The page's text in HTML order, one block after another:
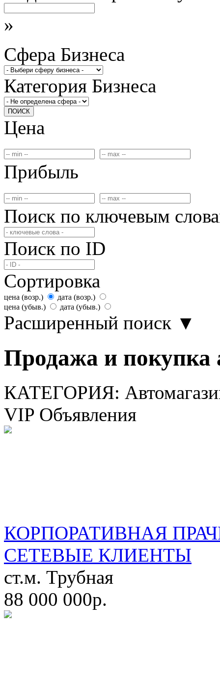
»
Сфера Бизнеса
Категория Бизнеса
ПОИСК
Цена
Прибыль
Поиск по ключевым
Поиск по ID
Сортировка
цена (возр.)
дата (возр.)
цена (убыв.)
дата (убыв.)
Расширенный поиск ▼
Продажа и покупка
КАТЕГОРИЯ:
VIP Объявления
КОРПОРАТИВНАЯ
СЕТЕВЫЕ КЛИЕНТЫ
ст.м. Трубная
88 000 000р.